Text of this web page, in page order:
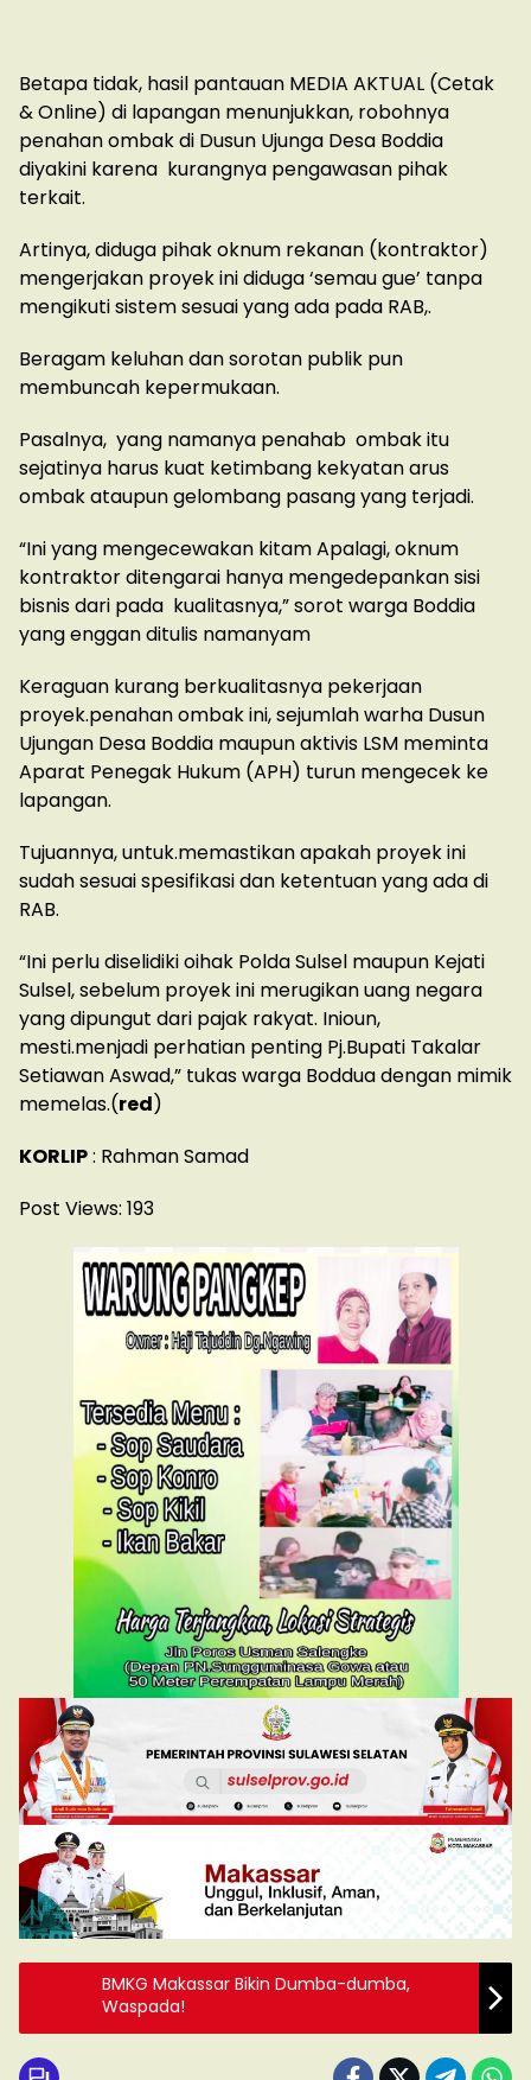
Betapa tidak, hasil pantauan MEDIA AKTUAL (Cetak
& Online) di lapangan menunjukkan, robohnya
penahan ombak di Dusun Ujunga Desa Boddia
diyakini karena kurangnya pengawasan pihak
terkait.
Artinya, diduga pihak oknum rekanan (kontraktor)
mengerjakan proyek ini diduga ‘semau gue’ tanpa
mengikuti sistem sesuai yang ada pada RAB,.
Beragam keluhan dan sorotan publik pun
membuncah kepermukaan.
Pasalnya, yang namanya penahab ombak itu
sejatinya harus kuat ketimbang kekyatan arus
ombak ataupun gelombang pasang yang terjadi.
“Ini yang mengecewakan kitam Apalagi, oknum
kontraktor ditengarai hanya mengedepankan sisi
bisnis dari pada kualitasnya,” sorot warga Boddia
yang enggan ditulis namanyam
Keraguan kurang berkualitasnya pekerjaan
proyek.penahan ombak ini, sejumlah warha Dusun
Ujungan Desa Boddia maupun aktivis LSM meminta
Aparat Penegak Hukum (APH) turun mengecek ke
lapangan.
Tujuannya, untuk.memastikan apakah proyek ini
sudah sesuai spesifikasi dan ketentuan yang ada di
RAB.
“Ini perlu diselidiki oihak Polda Sulsel maupun Kejati
Sulsel, sebelum proyek ini merugikan uang negara
yang dipungut dari pajak rakyat. Inioun,
mesti.menjadi perhatian penting Pj.Bupati Takalar
Setiawan Aswad,” tukas warga Boddua dengan mimik
memelas.(red)
KORLIP: Rahman Samad
Post Views: 193
BMKG Makassar Bikin Dumba-dumba,
Waspada!